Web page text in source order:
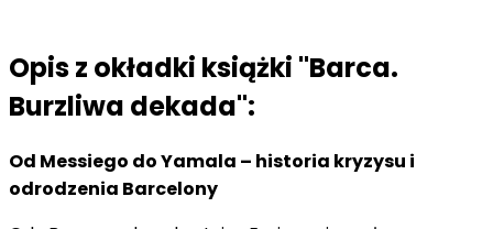
Opis z okładki książki "Barca.
Burzliwa dekada":
Od Messiego do Yamala – historia kryzysu i
odrodzenia Barcelony